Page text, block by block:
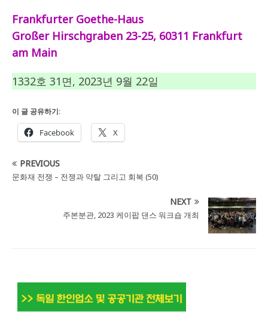
Frankfurter Goethe-Haus
Großer Hirschgraben 23-25, 60311 Frankfurt
am Main
1332호 31면, 2023년 9월 22일
이 글 공유하기:
Facebook X
PREVIOUS
문화재 전쟁 – 전쟁과 약탈 그리고 회복 (50)
NEXT
주본분관, 2023 케이팝 댄스 워크숍 개최